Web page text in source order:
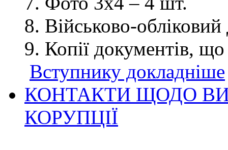
Військово-
Копії документів,
Вступнику докладніше
КОНТАКТИ ЩОДО
КОРУПЦІЇ